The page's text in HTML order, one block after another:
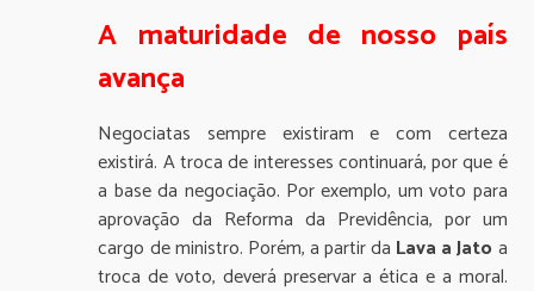
A maturidade de nosso país
avança
Negociatas sempre existiram e com certeza
existirá. A troca de interesses continuará, por que é
a base da negociação. Por exemplo, um voto para
aprovação da Reforma da Previdência, por um
cargo de ministro. Porém, a partir da Lava a Jato a
troca de voto, deverá preservar a ética e a moral.